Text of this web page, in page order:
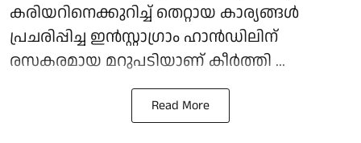
കരിയറിനെക്കുറിച്ച് തെറ്റായ കാര്യങ്ങള്‍
പ്രചരിപ്പിച്ച ഇന്‍സ്റ്റാഗ്രാം ഹാന്‍ഡിലിന്
രസകരമായ മറുപടിയാണ് കീര്‍ത്തി ...
Read More